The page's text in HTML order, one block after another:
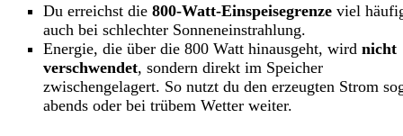
Du erreichst die 800-Watt-Einspeisegrenze viel
auch bei schlechter Sonneneinstrahlung.
Energie, die über die 800 Watt hinausgeht, wird nicht
verschwendet, sondern direkt im Speicher
zwischengelagert. So nutzt du den erzeugten Strom
abends oder bei trübem Wetter weiter.